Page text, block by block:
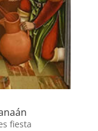
fiesta